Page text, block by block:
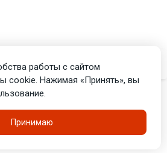
работы с сайтом
cookie. Нажимая «Принять», вы
Принимаю